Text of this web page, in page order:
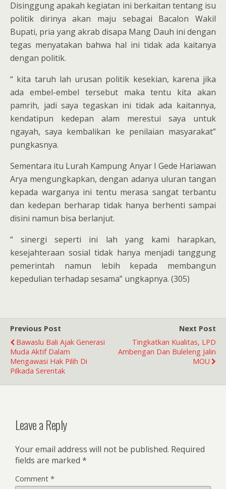
Disinggung apakah kegiatan ini berkaitan tentang isu
politik dirinya akan maju sebagai Bacalon Wakil
Bupati, pria yang akrab disapa Mang Dauh ini dengan
tegas menyatakan bahwa hal ini tidak ada kaitanya
dengan politik.
“ kita taruh lah urusan politik kesekian, karena jika
ada embel-embel tersebut maka tentu kita akan
pamrih, jadi saya tegaskan ini tidak ada kaitannya,
kendatipun kedepan alam merestui saya untuk
ngayah, saya kembalikan ke penilaian masyarakat”
pungkasnya.
Sementara itu Lurah Kampung Anyar I Gede Hariawan
Arya mengungkapkan, dengan adanya uluran tangan
kepada warganya ini tentu merasa sangat terbantu
dan kedepan berharap tidak hanya berhenti sampai
disini namun bisa berlanjut.
“ sinergi seperti ini lah yang kami harapkan,
kesejahteraan sosial tidak hanya menjadi tanggung
pemerintah namun lebih kepada membangun
kepedulian terhadap sesama” ungkapnya. (305)
Previous Post
Bawaslu Bali Ajak Generasi
Muda Aktif Dalam
Mengawasi Hak Pilih Di
Pilkada Serentak
Next Post
Tingkatkan Kualitas, LPD
Ambengan Dan Buleleng Jalin
MOU
Leave a Reply
Your email address will not be published. Required
fields are marked *
Comment *